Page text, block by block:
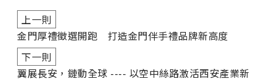
上一則
金門厚禮徵選開跑 打造金門伴手禮品牌新高度
下一則
翼展長安，鏈動全球 ---- 以空中絲路激活西安產業新